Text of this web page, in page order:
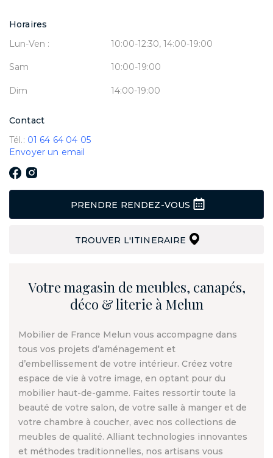
Horaires
Lun-Ven :
10:00-12:30, 14:00-19:00
Sam 10:00-19:00
Dim 14:00-19:00
Contact
Tél.: 01 64 64 04 05
Envoyer un email
PRENDRE RENDEZ-VOUS
TROUVER L'ITINERAIRE
Votre magasin de meubles, canapés,
déco & literie à Melun
Mobilier de France Melun vous accompagne dans
tous vos projets d’aménagement et
d’embellissement de votre intérieur. Créez votre
espace de vie à votre image, en optant pour du
mobilier haut-de-gamme. Faites ressortir toute la
beauté de votre salon, de votre salle à manger et de
votre chambre à coucher, avec nos collections de
meubles de qualité. Alliant technologies innovantes
et méthodes traditionnelles, nos artisans vous